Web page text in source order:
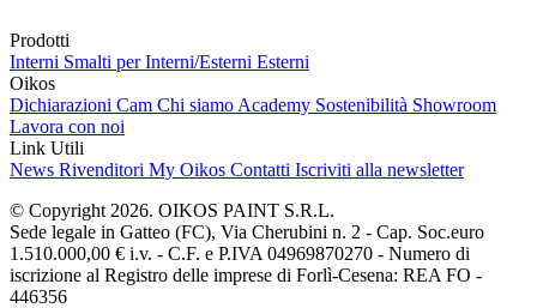
Prodotti
Interni Smalti per Interni/Esterni Esterni
Oikos
Dichiarazioni Cam Chi siamo Academy Sostenibilità Showroom
Lavora con noi
Link Utili
News Rivenditori My Oikos Contatti Iscriviti alla newsletter
© Copyright 2026. OIKOS PAINT S.R.L.
Sede legale in Gatteo (FC), Via Cherubini n. 2 - Cap. Soc.euro
1.510.000,00 € i.v. - C.F. e P.IVA 04969870270 - Numero di
iscrizione al Registro delle imprese di Forlì-Cesena: REA FO -
446356